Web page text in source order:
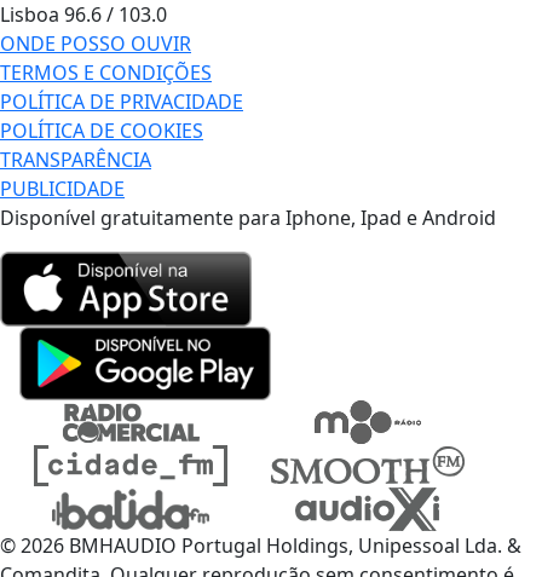
Lisboa 96.6 / 103.0
ONDE POSSO OUVIR
TERMOS E CONDIÇÕES
POLÍTICA DE PRIVACIDADE
POLÍTICA DE COOKIES
TRANSPARÊNCIA
PUBLICIDADE
Disponível gratuitamente para Iphone, Ipad e Android
© 2026 BMHAUDIO Portugal Holdings, Unipessoal Lda. &